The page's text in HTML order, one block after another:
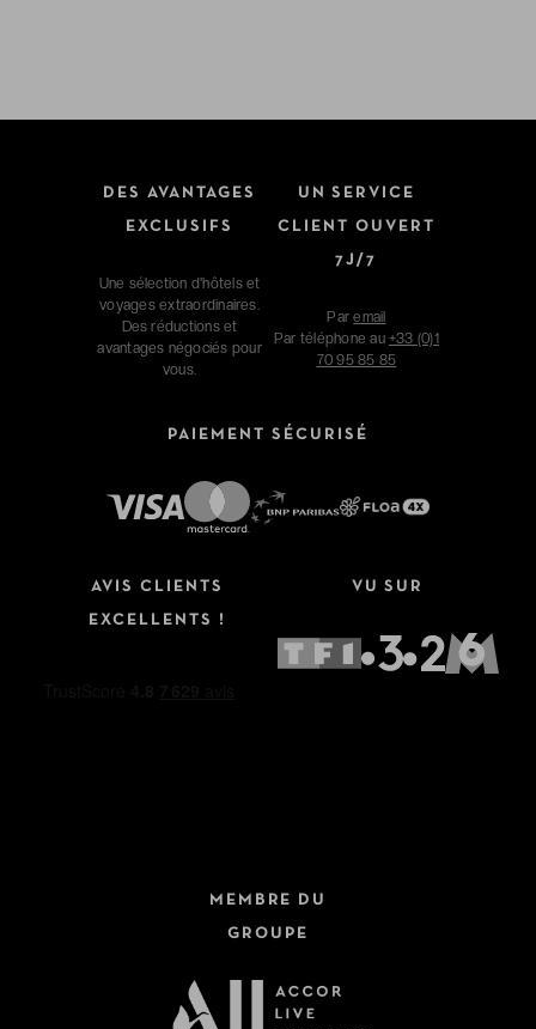
DES AVANTAGES
EXCLUSIFS
Une sélection d'hôtels et
voyages extraordinaires.
Des réductions et
avantages négociés pour
vous.
UN SERVICE
CLIENT OUVERT
7J/7
Paremail
Par téléphone au +33 (0)1
70 95 85 85
PAIEMENT SÉCURISÉ
AVIS CLIENTS
EXCELLENTS !
VU SUR
MEMBRE DU
GROUPE